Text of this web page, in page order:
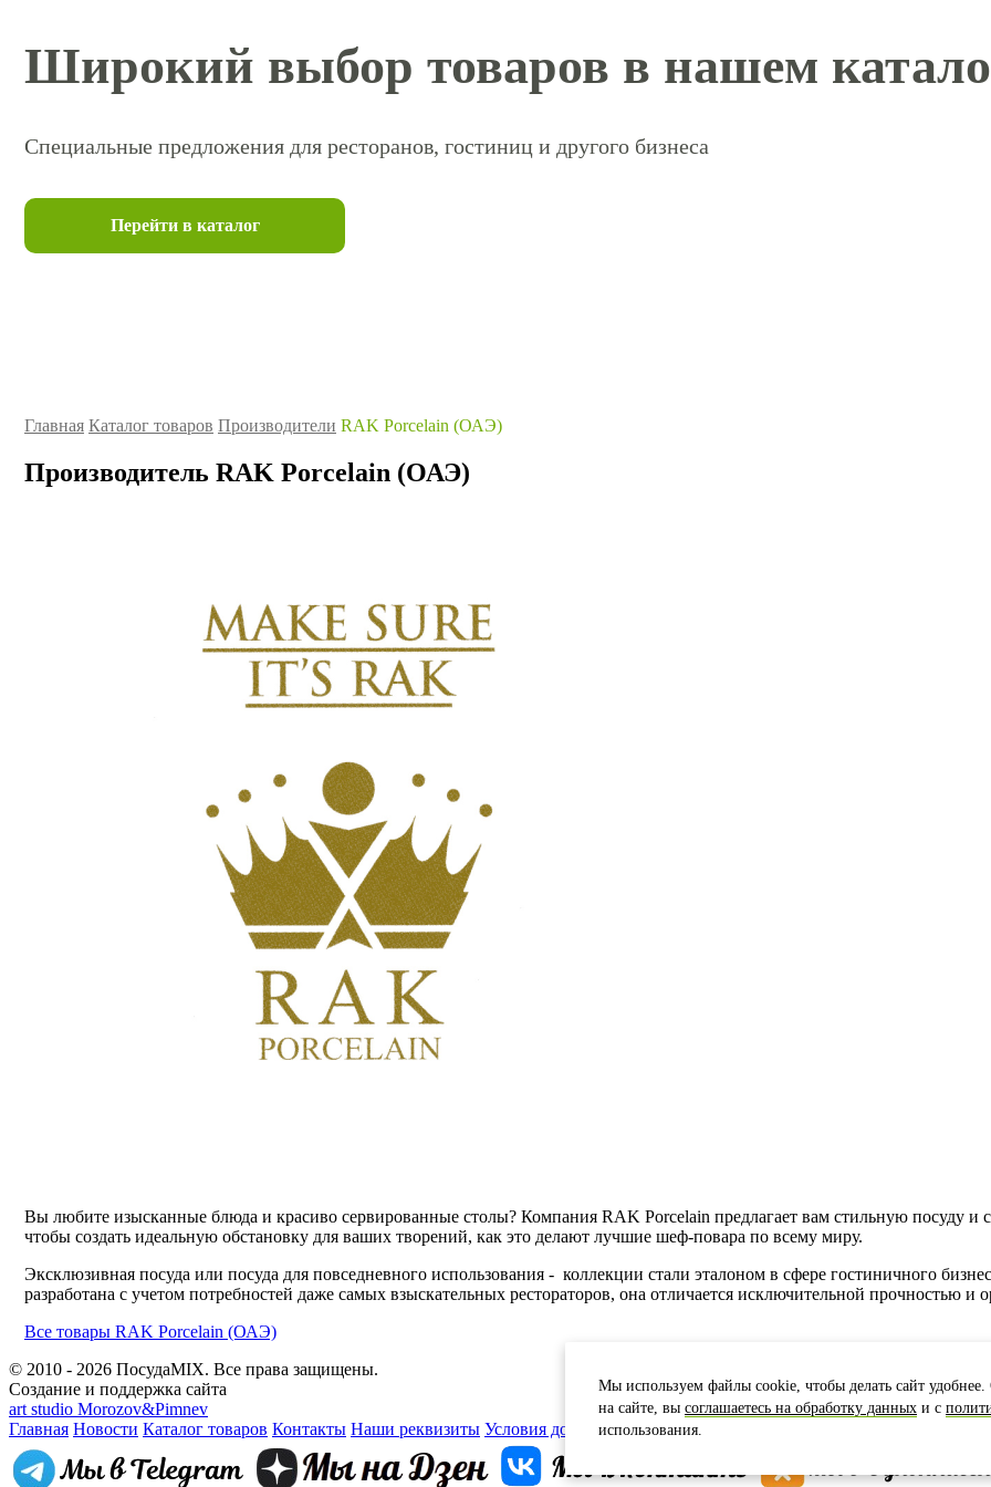
Широкий выбор товаров в нашем
Специальные предложения для ресторанов, гостиниц и другого бизнеса
Перейти в каталог
Главная Каталог товаров Производители RAK Porcelain (ОАЭ)
Производитель RAK Porcelain (ОАЭ)
Вы любите изысканные блюда и красиво сервированные столы? Компания RAK Porcelain предлагает вам стильную посуду
чтобы создать идеальную обстановку для ваших творений, как это делают лучшие шеф-повара по всему миру.
Эксклюзивная посуда или посуда для повседневного использования - коллекции стали эталоном в сфере гостиничного
разработана с учетом потребностей даже самых взыскательных рестораторов, она отличается исключительной прочностью
Все товары RAK Porcelain (ОАЭ)
© 2010 - 2026 ПосудаMIX. Все права защищены.
Создание и поддержка сайта
art studio Morozov&Pimnev
Главная Новости Каталог товаров Контакты Наши реквизиты Условия доставки Карта сайта
Мы используем файлы cookie, чтобы делать сайт удобнее.
на сайте, вы соглашаетесь на обработку данных и с
использования.